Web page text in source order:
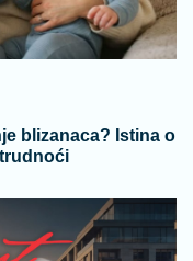
blizanaca? Istina o